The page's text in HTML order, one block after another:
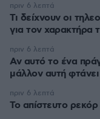
Τι δείχνουν οι
για τον χαρακτήρα
πριν 6 λεπτά
Αν αυτό το ένα
μάλλον αυτή
πριν 6 λεπτά
Το απίστευτο
πριν 6 λεπτά